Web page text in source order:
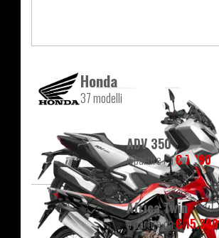
Honda
37 modelli
ADV 350
a partire da€ 7.190
Africa Twin
a partire da€ 15.390